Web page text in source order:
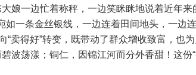
娘一边忙着称秤，一边笑眯眯地说着近年来
如一条金丝银线，一边连着田间地头，一边
“卖得好”转变，既带动了群众增收致富，也
波荡漾；铜仁，因锦江河而分外香甜！这份